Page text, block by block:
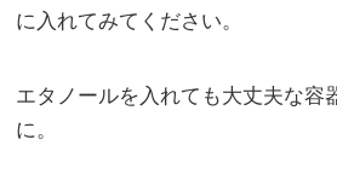
に入れてみてください。
エタノールを入れても大丈夫な容
に。